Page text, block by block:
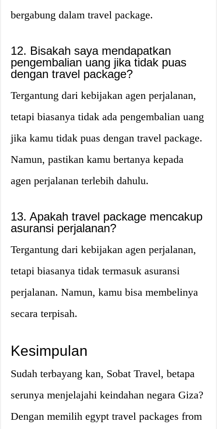
bergabung dalam travel package.
12. Bisakah saya mendapatkan
pengembalian uang jika tidak puas
dengan travel package?
Tergantung dari kebijakan agen perjalanan,
tetapi biasanya tidak ada pengembalian uang
jika kamu tidak puas dengan travel package.
Namun, pastikan kamu bertanya kepada
agen perjalanan terlebih dahulu.
13. Apakah travel package mencakup
asuransi perjalanan?
Tergantung dari kebijakan agen perjalanan,
tetapi biasanya tidak termasuk asuransi
perjalanan. Namun, kamu bisa membelinya
secara terpisah.
Kesimpulan
Sudah terbayang kan, Sobat Travel, betapa
serunya menjelajahi keindahan negara Giza?
Dengan memilih egypt travel packages from